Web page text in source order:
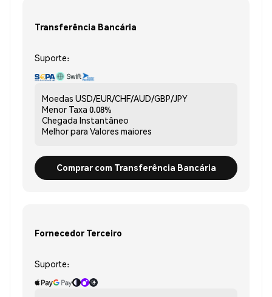
Transferência Bancária
Suporte:
Moedas USD/EUR/CHF/AUD/GBP/JPY
Menor Taxa 0.08%
Chegada Instantâneo
Melhor para Valores maiores
Comprar com Transferência Bancária
Fornecedor Terceiro
Suporte: